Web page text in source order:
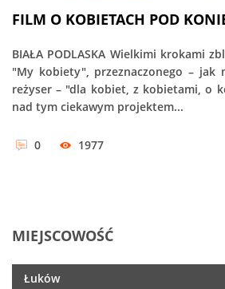
FILM O KOBIETACH POD
BIAŁA PODLASKA Wielkimi krokami
"My kobiety", przeznaczonego – jak
reżyser – "dla kobiet, z kobietami, o
nad tym ciekawym projektem...
0 1977
MIEJSCOWOŚĆ
Łuków